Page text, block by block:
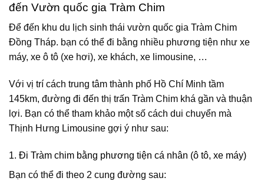
đến Vườn quốc gia Tràm Chim
Để đến khu du lịch sinh thái vườn quốc gia Tràm Chim
Đồng Tháp. bạn có thể đi bằng nhiều phương tiện như xe
máy, xe ô tô (xe hơi), xe khách, xe limousine, …
Với vị trí cách trung tâm thành phố Hồ Chí Minh tầm
145km, đường đi đến thị trấn Tràm Chim khá gần và thuận
lợi. Bạn có thể tham khảo một số cách dui chuyển mà
Thịnh Hưng Limousine gợi ý như sau:
1. Đi Tràm chim bằng phương tiện cá nhân (ô tô, xe máy)
Bạn có thể đi theo 2 cung đường sau: